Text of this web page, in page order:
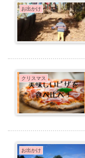
お出かけ
クリスマス
お出かけ